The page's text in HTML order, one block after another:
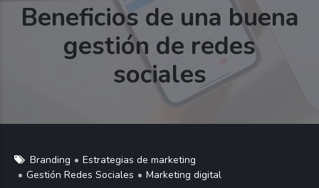
Beneficios de una buena
gestión de redes
sociales
Branding
Estrategias de marketing
Gestión Redes Sociales
Marketing digital